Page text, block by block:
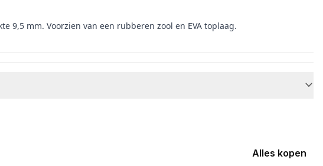
9,5 mm. Voorzien van een rubberen zool en EVA toplaag.
Alles kopen